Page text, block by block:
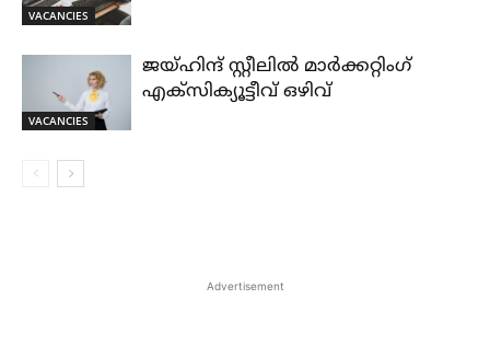
VACANCIES
VACANCIES
ജയ്‌ഹിന്ദ്‌ സ്റ്റീലിൽ മാർക്കറ്റിംഗ്
എക്സിക്യൂട്ടീവ് ഒഴിവ്
Advertisement